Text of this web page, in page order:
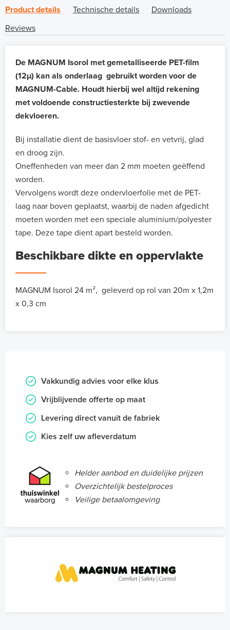
Product details Technische details
Downloads
Reviews
De MAGNUM Isorol met gemetalliseerde PET-film
(12µ) kan als onderlaag gebruikt worden voor de
MAGNUM-Cable. Houdt hierbij wel altijd rekening
met voldoende constructiesterkte bij zwevende
dekvloeren.
Bij installatie dient de basisvloer stof- en vetvrij, glad
en droog zijn.
Oneffenheden van meer dan 2 mm moeten geëffend
worden.
Vervolgens wordt deze ondervloerfolie met de PET-
laag naar boven geplaatst, waarbij de naden afgedicht
moeten worden met een speciale aluminium/polyester
tape. Deze tape dient apart besteld worden.
Beschikbare dikte en oppervlakte
MAGNUM Isorol 24 m², geleverd op rol van 20m x 1,2m
x 0,3 cm
Vakkundig advies voor elke klus
Vrijblijvende offerte op maat
Levering direct vanuit de fabriek
Kies zelf uw afleverdatum
Helder aanbod en duidelijke prijzen
Overzichtelijk bestelproces
Veilige betaalomgeving